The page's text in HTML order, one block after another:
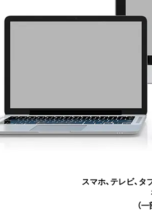
スマホ、テレビ、
（